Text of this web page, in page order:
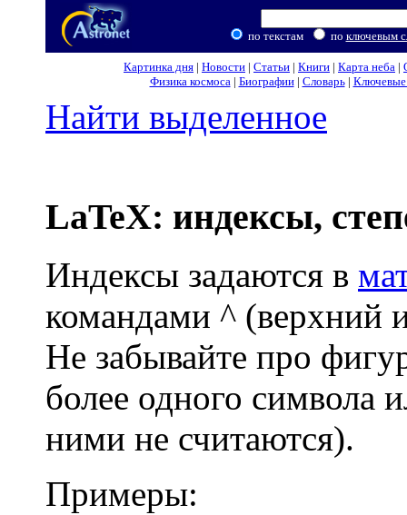
по текстам по ключевым
Картинка дня | Новости | Статьи | Книги | Карта неба |
Физика космоса| Биографии| Словарь| Ключевые
Найти выделенное
LaTeX: индексы,
Индексы задаются в
командами ^ (верхний
Не забывайте про
более одного символа
ними не считаются).
Примеры: